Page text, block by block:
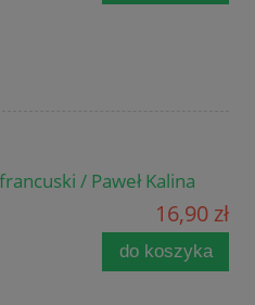
/ Paweł Kalina
16,90 zł
do koszyka